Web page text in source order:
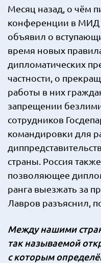
Месяц назад, о чём
конференции в МИД
объявил о
время новых
дипломатических
частности, о
работы в них
запрещении
сотрудников
командировки для
страны. Россия
позволяющее
ранга выезжать за
Лавров разъяснил,
Между нашими
так называемой
с которым